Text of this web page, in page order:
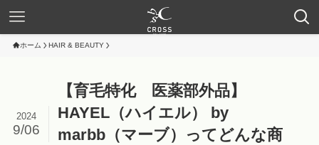
ホーム HAIR & BEAUTY
【育毛特化 医薬部外品】
HAYEL（ハイエル） by
marbb（マーブ）ってどんな商
2024
9/06